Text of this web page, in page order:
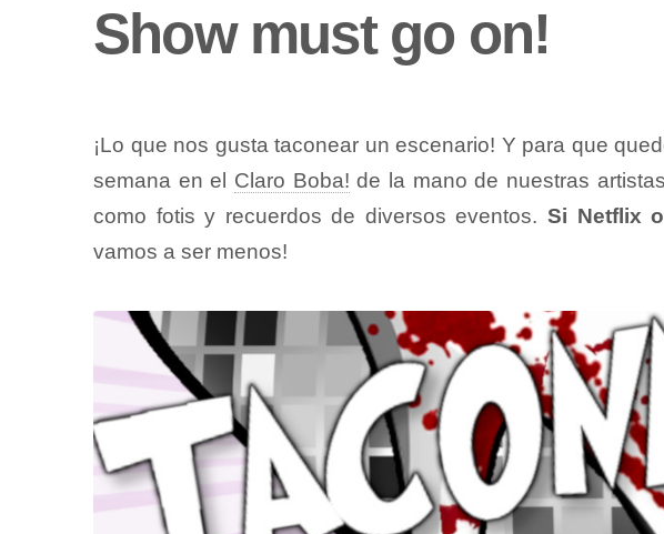
Show must go on!
¡Lo que nos gusta taconear un escenario! Y para que
semana en el Claro Boba! de la mano de nuestras
como fotis y recuerdos de diversos eventos. Si Netflix
vamos a ser menos!